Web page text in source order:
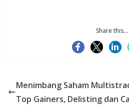
Share this...
Menimbang Saham
Top Gainers, Delisting dan